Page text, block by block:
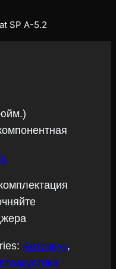
SP A-5.2
Автозвук,